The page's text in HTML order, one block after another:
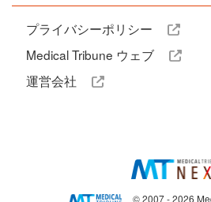
プライバシーポリシー
Medical Tribune ウェブ
運営会社
© 2007 - 2026